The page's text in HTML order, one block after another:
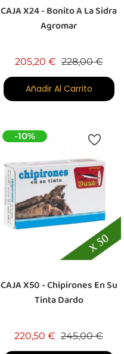
CAJA X24 - Bonito A La Sidra
Agromar
205,20 € Precio base
228,00 €
Añadir Al Carrito
-10%
CAJA X50 - Chipirones En Su
Tinta Dardo
220,50 € Precio base
245,00 €